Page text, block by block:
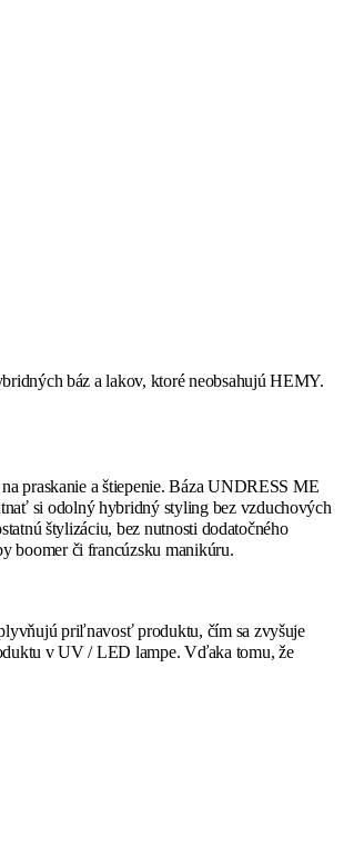
báz a lakov, ktoré neobsahujú HEMY.
praskanie a štiepenie. Báza UNDRESS ME
si odolný hybridný styling bez vzduchových
štylizáciu, bez nutnosti dodatočného
boomer či francúzsku manikúru.
priľnavosť produktu, čím sa zvyšuje
v UV / LED lampe. Vďaka tomu, že